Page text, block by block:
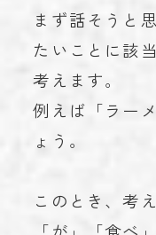
まず話そうと
たいことに該
考えます。
例えば「ラー
ょう。
このとき、考